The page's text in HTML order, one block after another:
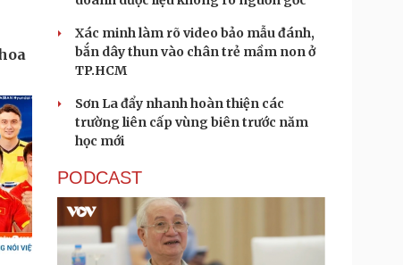
Xác minh làm rõ video bảo mẫu đánh,
bắn dây thun vào chân trẻ mầm non ở
TP.HCM
Sơn La đẩy nhanh hoàn thiện các
trường liên cấp vùng biên trước năm
học mới
PODCAST